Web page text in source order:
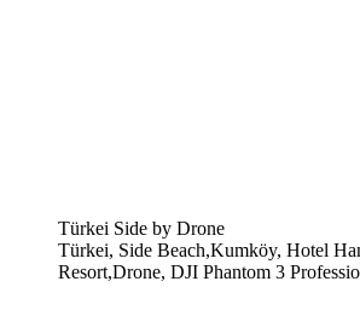
Türkei Side by Drone
Türkei, Side Beach,Kumköy, Hotel
Resort,Drone, DJI Phantom 3